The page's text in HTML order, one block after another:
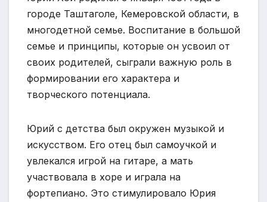
городе Таштаголе, Кемеровской области, в
многодетной семье. Воспитание в большой
семье и принципы, которые он усвоил от
своих родителей, сыграли важную роль в
формировании его характера и
творческого потенциала.
Юрий с детства был окружен музыкой и
искусством. Его отец был самоучкой и
увлекался игрой на гитаре, а мать
участвовала в хоре и играла на
фортепиано. Это стимулировало Юрия